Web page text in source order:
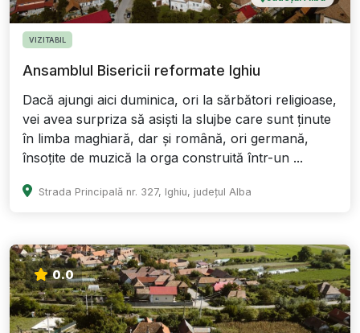
VIZITABIL
Ansamblul Bisericii reformate Ighiu
Dacă ajungi aici duminica, ori la sărbători religioase,
vei avea surpriza să asiști la slujbe care sunt ținute
în limba maghiară, dar și română, ori germană,
însoțite de muzică la orga construită într-un ...
Strada Principală nr. 327, Ighiu, județul Alba
0.0